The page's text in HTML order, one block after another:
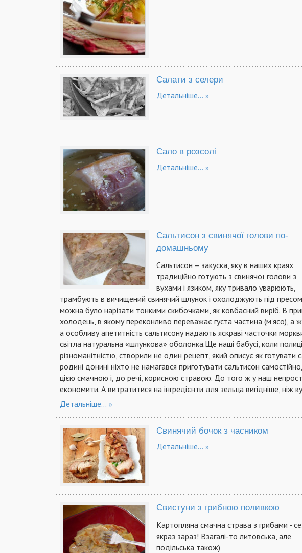
Салати з селери
Детальніше...
Сало в розсолі
Детальніше...
Сальтисон з свинячої голови по-
домашньому
Сальтисон – закуска, яку в наших краях
традиційно готують з свинячої голови з
вухами і язиком, яку тривало уварюють,
трамбують в вичищений свинячий шлунок і охолоджують під
можна було нарізати тонкими скибочками, як ковбасний виріб. В
холодець, в якому переконливо переважає густа частина (м’ясо), а
а особливу апетитність сальтисону надають яскраві часточки
світла натуральна «шлункова» оболонка.Ще наші бабусі, коли полиці
різноманітністю, створили не один рецепт, який описує як готувати
родині донині ніхто не намагався приготувати сальтисон
цією смачною і, до речі, корисною стравою. До того ж у наш
економити. А витратитися на інгредієнти для зельца вигідніше, ніж
Детальніше...
Свинячий бочок з часником
Детальніше...
Свистуни з грибною поливкою
Картопляна смачна страва з грибами -
якраз зараз! Взагалі-то литовська, але
подільська також)